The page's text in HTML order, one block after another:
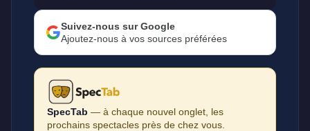
Suivez-nous sur Google
Ajoutez-nous à vos sources préférées
SpecTab — à chaque nouvel onglet, les
prochains spectacles près de chez vous.